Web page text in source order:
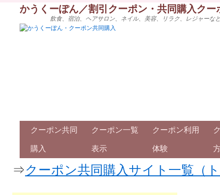
かうくーぽん／割引クーポン・共同購入ク
飲食、宿泊、ヘアサロン、ネイル、美容、リラク、レジャー
クーポン共同
購入
クーポン一覧
表示
クーポン利用
体験
⇒クーポン共同購入サイト一覧（